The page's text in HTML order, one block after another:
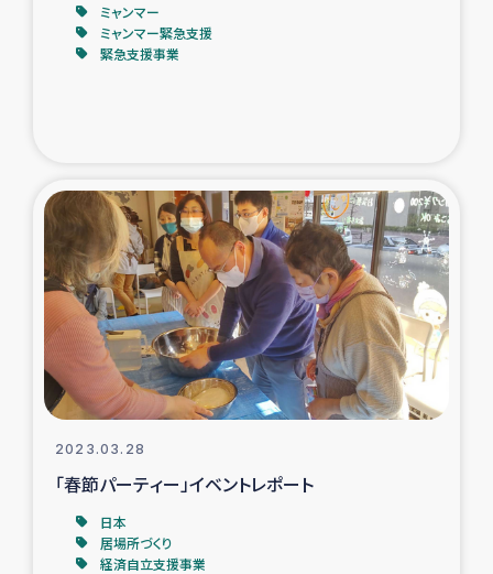
ガザ人道支援
ミャンマー緊急支援
タイ国境ミャンマー移民子ども支援
漁民によるマングローブ植林活動
レバノンでのシリア難民への食糧・越冬支援
レバノンでのシリア難民への教育支援事業
レバノンでのシリア難民・レバノン人への農業支援
ミャンマー
ミャンマー緊急支援
緊急支援事業
2023.03.28
「春節パーティー」イベントレポート
日本
居場所づくり
経済自立支援事業